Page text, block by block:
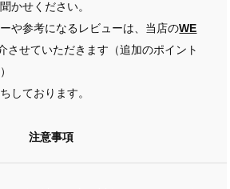
かせください。
や参考になるレビューは、当店のWE
させていただきます（追加のポイント
しております。
注意事項